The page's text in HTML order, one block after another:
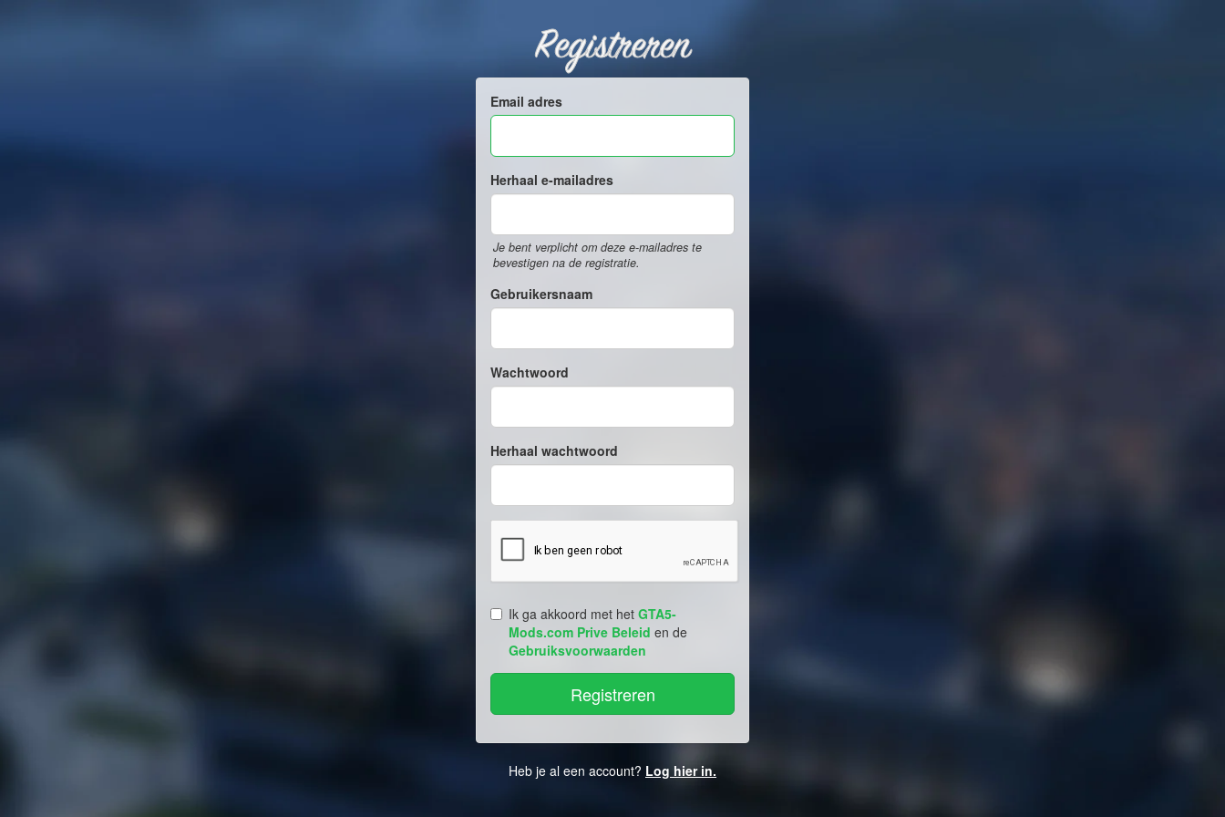
Registreren
Email adres
Herhaal e-mailadres
Je bent verplicht om deze e-mailadres te
bevestigen na de registratie.
Gebruikersnaam
Wachtwoord
Herhaal wachtwoord
Ik ga akkoord met het GTA5-
Mods.com Prive Beleid en de
Gebruiksvoorwaarden
Heb je al een account? Log hier in.